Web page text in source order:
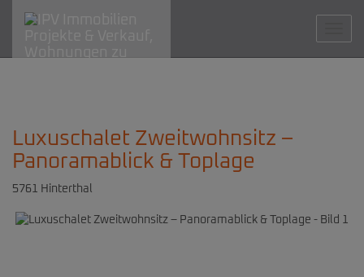
Luxuschalet Zweitwohnsitz –
Panoramablick & Toplage
5761 Hinterthal